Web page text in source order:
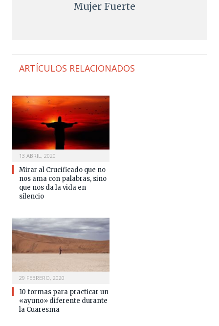
Mujer Fuerte
ARTÍCULOS RELACIONADOS
13 ABRIL, 2020
Mirar al Crucificado que no
nos ama con palabras, sino
que nos da la vida en
silencio
29 FEBRERO, 2020
10 formas para practicar un
«ayuno» diferente durante
la Cuaresma